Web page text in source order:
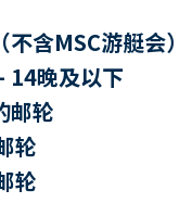
含MSC游艇会）
14晚及以下
邮轮
轮
轮